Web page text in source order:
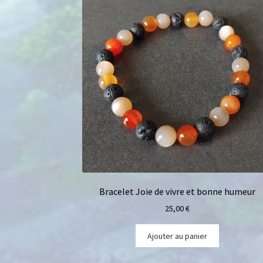
Bracelet Joie de vivre et bonne humeur
25,00€
Ajouter au panier